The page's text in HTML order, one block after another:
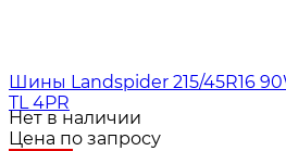
Шины Landspider 215/45R16
TL 4PR
Нет в наличии
Цена по запросу